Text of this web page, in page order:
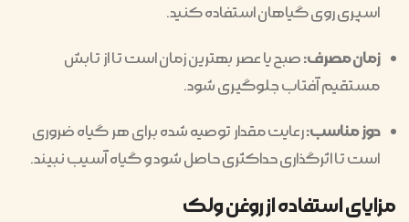
اسپری روی گیاهان استفاده کنید.
زمان مصرف:صبح یا عصر بهترین زمان است تا از تابش
مستقیم آفتاب جلوگیری شود.
دوز مناسب:رعایت مقدار توصیه شده برای هر گیاه ضروری
است تا اثرگذاری حداکثری حاصل شود و گیاه آسیب نبیند.
مزایای استفاده از روغن ولک